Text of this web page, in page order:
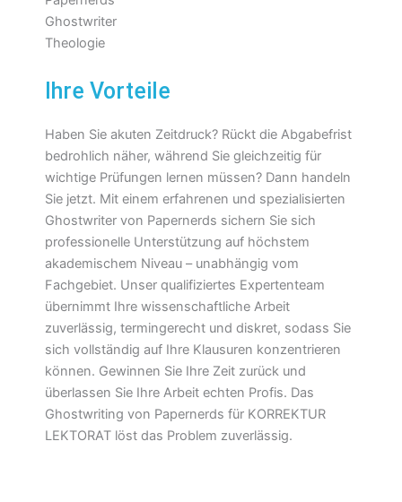
Ihre Vorteile
Haben Sie akuten Zeitdruck? Rückt die Abgabefrist
bedrohlich näher, während Sie gleichzeitig für
wichtige Prüfungen lernen müssen? Dann handeln
Sie jetzt. Mit einem erfahrenen und spezialisierten
Ghostwriter von Papernerds sichern Sie sich
professionelle Unterstützung auf höchstem
akademischem Niveau – unabhängig vom
Fachgebiet. Unser qualifiziertes Expertenteam
übernimmt Ihre wissenschaftliche Arbeit
zuverlässig, termingerecht und diskret, sodass Sie
sich vollständig auf Ihre Klausuren konzentrieren
können. Gewinnen Sie Ihre Zeit zurück und
überlassen Sie Ihre Arbeit echten Profis. Das
Ghostwriting von Papernerds für KORREKTUR
LEKTORAT löst das Problem zuverlässig.